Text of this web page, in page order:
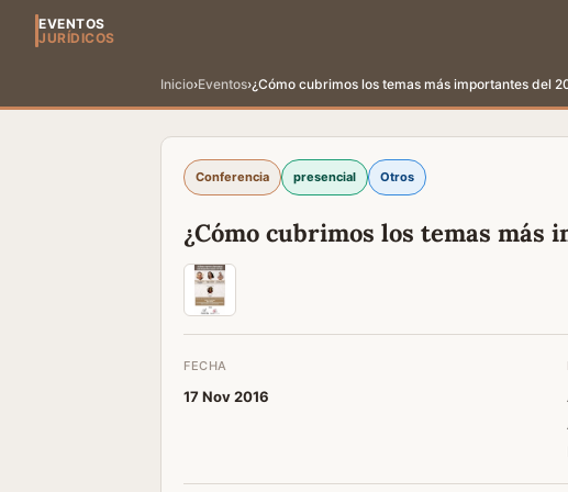
EVENTOS
JURÍDICOS
Inicio›Eventos›¿Cómo cubrimos los temas más importantes del
Conferencia presencial Otros
¿Cómo cubrimos los temas más
FECHA
17 Nov 2016